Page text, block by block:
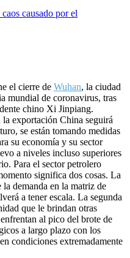
el cierre de Wuhan, la ciudad
mundial de coronavirus, tras
chino Xi Jinpiang.
exportación China seguirá
se están tomando medidas
su economía y su sector
a niveles incluso superiores
Para el sector petrolero
significa dos cosas. La
demanda en la matriz de
a tener escala. La segunda
que le brindan otras
al pico del brote de
a largo plazo con los
condiciones extremadamente